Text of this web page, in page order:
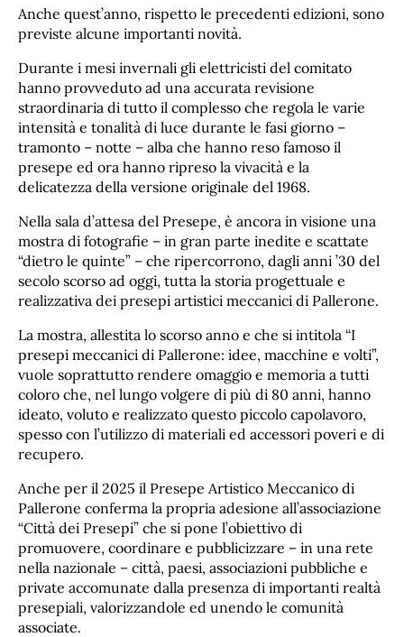
Anche quest’anno, rispetto le precedenti edizioni, sono
previste alcune importanti novità.
Durante i mesi invernali gli elettricisti del comitato
hanno provveduto ad una accurata revisione
straordinaria di tutto il complesso che regola le varie
intensità e tonalità di luce durante le fasi giorno –
tramonto – notte – alba che hanno reso famoso il
presepe ed ora hanno ripreso la vivacità e la
delicatezza della versione originale del 1968.
Nella sala d’attesa del Presepe, è ancora in visione una
mostra di fotografie – in gran parte inedite e scattate
“dietro le quinte” – che ripercorrono, dagli anni ’30 del
secolo scorso ad oggi, tutta la storia progettuale e
realizzativa dei presepi artistici meccanici di Pallerone.
La mostra, allestita lo scorso anno e che si intitola “I
presepi meccanici di Pallerone: idee, macchine e volti”,
vuole soprattutto rendere omaggio e memoria a tutti
coloro che, nel lungo volgere di più di 80 anni, hanno
ideato, voluto e realizzato questo piccolo capolavoro,
spesso con l’utilizzo di materiali ed accessori poveri e di
recupero.
Anche per il 2025 il Presepe Artistico Meccanico di
Pallerone conferma la propria adesione all’associazione
“Città dei Presepi” che si pone l’obiettivo di
promuovere, coordinare e pubblicizzare – in una rete
nella nazionale – città, paesi, associazioni pubbliche e
private accomunate dalla presenza di importanti realtà
presepiali, valorizzandole ed unendo le comunità
associate.